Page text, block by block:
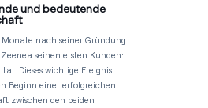
und bedeutende
Monate nach seiner Gründung
seinen ersten Kunden:
Dieses wichtige Ereignis
Beginn einer erfolgreichen
zwischen den beiden